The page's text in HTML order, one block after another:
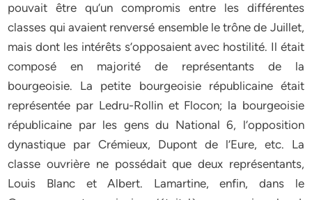
pouvait être qu’un compromis entre les différentes
classes qui avaient renversé ensemble le trône de Juillet,
mais dont les intérêts s’opposaient avec hostilité. Il était
composé en majorité de représentants de la
bourgeoisie. La petite bourgeoisie républicaine était
représentée par Ledru-Rollin et Flocon; la bourgeoisie
républicaine par les gens du National 6, l’opposition
dynastique par Crémieux, Dupont de l’Eure, etc. La
classe ouvrière ne possédait que deux représentants,
Louis Blanc et Albert. Lamartine, enfin, dans le